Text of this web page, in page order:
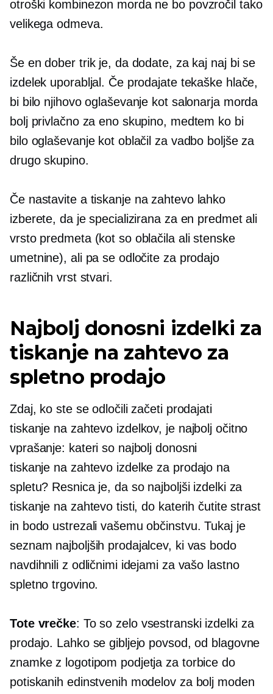
otroški kombinezon morda ne bo povzročil tako
velikega odmeva.
Še en dober trik je, da dodate, za kaj naj bi se
izdelek uporabljal. Če prodajate tekaške hlače,
bi bilo njihovo oglaševanje kot salonarja morda
bolj privlačno za eno skupino, medtem ko bi
bilo oglaševanje kot oblačil za vadbo boljše za
drugo skupino.
Če nastavite a tiskanje na zahtevolahko
izberete, da je specializirana za en predmet ali
vrsto predmeta (kot so oblačila ali stenske
umetnine), ali pa se odločite za prodajo
različnih vrst stvari.
Najbolj donosni izdelki za
tiskanje na zahtevo za
spletno prodajo
Zdaj, ko ste se odločili začeti prodajati
tiskanje na zahtevo izdelkov, je najbolj očitno
vprašanje: kateri so najbolj donosni
tiskanje na zahtevo izdelke za prodajo na
spletu? Resnica je, da so najboljši izdelki za
tiskanje na zahtevo tisti, do katerih čutite strast
in bodo ustrezali vašemu občinstvu. Tukaj je
seznam najboljših prodajalcev, ki vas bodo
navdihnili z odličnimi idejami za vašo lastno
spletno trgovino.
Tote vrečke: To so zelo vsestranski izdelki za
prodajo. Lahko se gibljejo povsod, od blagovne
znamke z logotipom podjetja za torbice do
potiskanih edinstvenih modelov za bolj moden